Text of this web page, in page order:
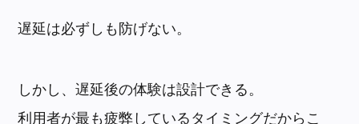
遅延は必ずしも防げない。
しかし、遅延後の体験は設計できる。
利用者が最も疲弊しているタイミングだからこ